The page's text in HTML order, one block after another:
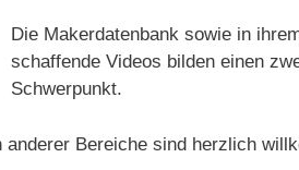
Die Makerdatenbank sowie in
schaffende Videos bilden einen
Schwerpunkt.
Bereiche sind herzlich